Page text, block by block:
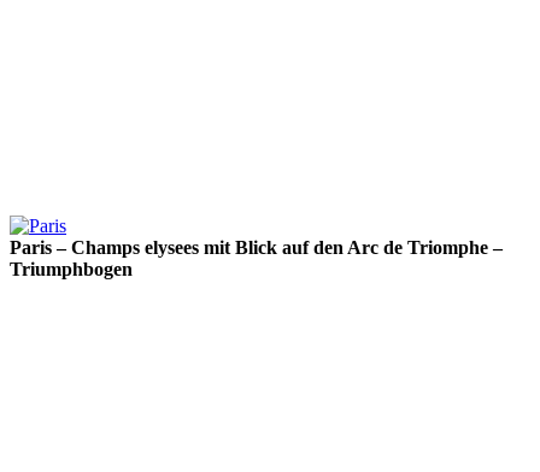
Paris – Champs elysees mit Blick auf den Arc de Triomphe –
Triumphbogen